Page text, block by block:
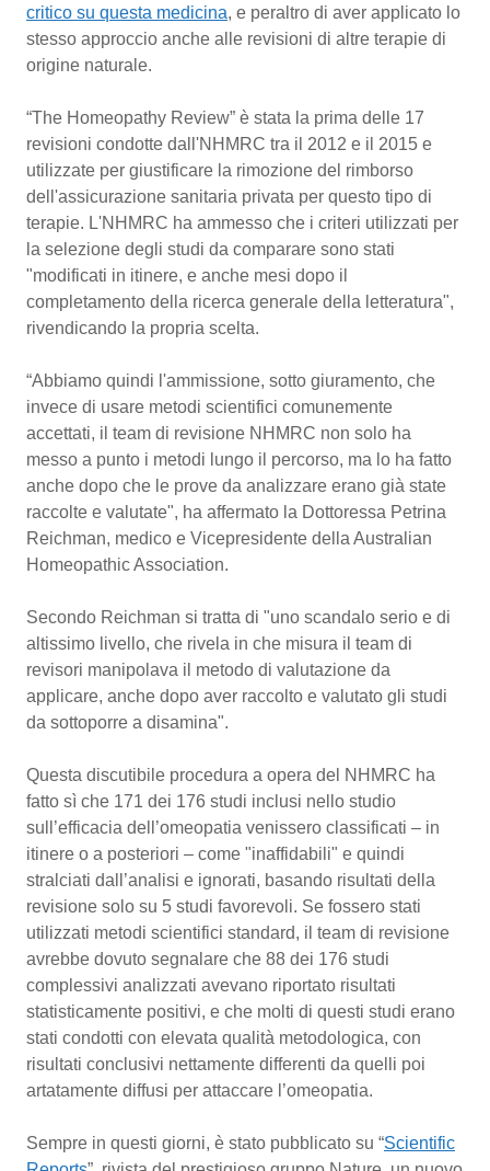
Professionisti Sanitari.AI
Basilicata
Calabria
Campania
Emilia-Romagna
Friuli Venezia Giulia
Lazio
Liguria
Lombardia
Marche
Molise
Piemonte
Provincia Autonoma di Bolzano
Provincia Autonoma di Trento
Puglia
Sardegna
Sicilia
Toscana
Artrite & artrosi
Asma & BPCO
Car-T
Colesterolo & coronaropatie
Dermatite Atopica
Diabete & glucometri
Disturbi dell’umore
Dolore
Donna & Salute
Epatiti
HIV
Infezioni & Febbre
Ipertensione & Scompenso
Malattie rare
Malattia di Crohn & Rettocolite Ulcerosa
Neuroscienze & patologie neurodegenerative
Obesità
QS Club Newsletter
critico su questa medicina , e peraltro di aver applicato
lo stesso approccio anche alle revisioni di altre terapie
di origine naturale.
“The Homeopathy Review” è stata la prima delle 17
revisioni condotte dall'NHMRC tra il 2012 e il 2015 e
utilizzate per giustificare la rimozione del rimborso
dell'assicurazione sanitaria privata per questo tipo di
terapie. L'NHMRC ha ammesso che i criteri utilizzati per
la selezione degli studi da comparare sono stati
"modificati in itinere, e anche mesi dopo il
completamento della ricerca generale della
letteratura", rivendicando la propria scelta.
“Abbiamo quindi l'ammissione, sotto giuramento, che
invece di usare metodi scientifici comunemente
accettati, il team di revisione NHMRC non solo ha
messo a punto i metodi lungo il percorso, ma lo ha
fatto anche dopo che le prove da analizzare erano già
state raccolte e valutate", ha affermato la Dottoressa
Petrina Reichman, medico e Vicepresidente della
Australian Homeopathic Association.
Secondo Reichman si tratta di "uno scandalo serio e di
altissimo livello, che rivela in che misura il team di
revisori manipolava il metodo di valutazione da
applicare, anche dopo aver raccolto e valutato gli studi
da sottoporre a disamina".
Questa discutibile procedura a opera del NHMRC ha
fatto sì che 171 dei 176 studi inclusi nello studio
sull’efficacia dell’omeopatia venissero classificati – in
itinere o a posteriori – come "inaffidabili" e quindi
stralciati dall’analisi e ignorati, basando risultati della
revisione solo su 5 studi favorevoli. Se fossero stati
utilizzati metodi scientifici standard, il team di revisione
avrebbe dovuto segnalare che 88 dei 176 studi
complessivi analizzati avevano riportato risultati
statisticamente positivi, e che molti di questi studi
erano stati condotti con elevata qualità metodologica,
con risultati conclusivi nettamente differenti da quelli
poi artatamente diffusi per attaccare l’omeopatia.
Sempre in questi giorni, è stato pubblicato su